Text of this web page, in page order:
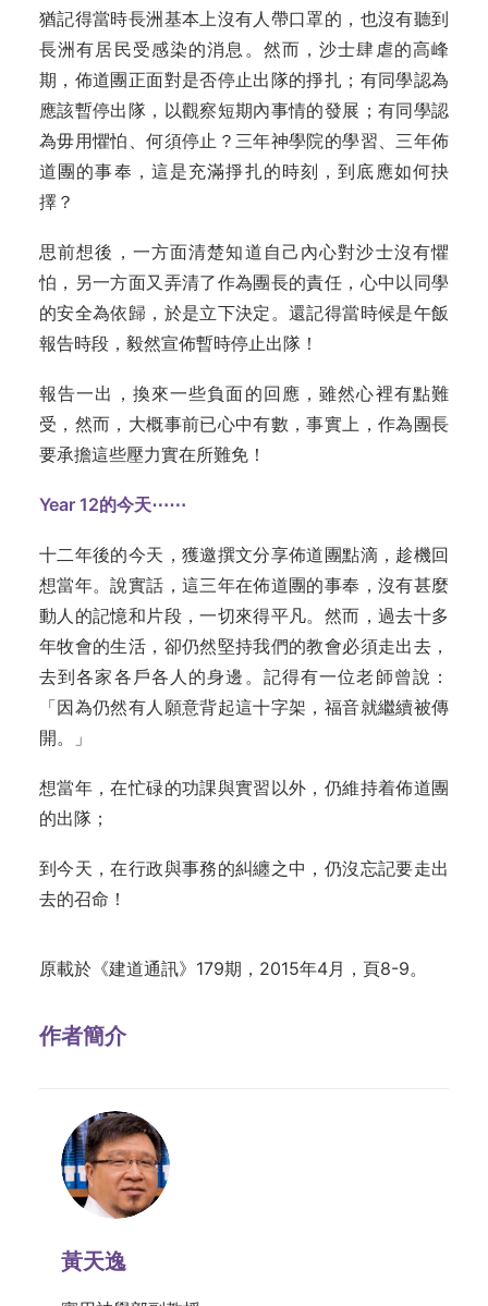
猶記得當時長洲基本上沒有人帶口罩的，也沒有聽到
長洲有居民受感染的消息。然而，沙士肆虐的高峰
期，佈道團正面對是否停止出隊的掙扎；有同學認為
應該暫停出隊，以觀察短期內事情的發展；有同學認
為毋用懼怕、何須停止？三年神學院的學習、三年佈
道團的事奉，這是充滿掙扎的時刻，到底應如何抉
擇？
思前想後，一方面清楚知道自己內心對沙士沒有懼
怕，另一方面又弄清了作為團長的責任，心中以同學
的安全為依歸，於是立下決定。還記得當時候是午飯
報告時段，毅然宣佈暫時停止出隊！
報告一出，換來一些負面的回應，雖然心裡有點難
受，然而，大概事前已心中有數，事實上，作為團長
要承擔這些壓力實在所難免！
Year 12的今天⋯⋯
十二年後的今天，獲邀撰文分享佈道團點滴，趁機回
想當年。說實話，這三年在佈道團的事奉，沒有甚麼
動人的記憶和片段，一切來得平凡。然而，過去十多
年牧會的生活，卻仍然堅持我們的教會必須走出去，
去到各家各戶各人的身邊。記得有一位老師曾說：
「因為仍然有人願意背起這十字架，福音就繼續被傳
開。」
想當年，在忙碌的功課與實習以外，仍維持着佈道團
的出隊；
到今天，在行政與事務的糾纏之中，仍沒忘記要走出
去的召命！
原載於《建道通訊》179期，2015年4月，頁8-9。
作者簡介
黃天逸